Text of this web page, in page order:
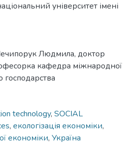
університет імені
Людмила, доктор
кафедра міжнародної
господарства
technology, SOCIAL
, екологізація економіки,
економіки, Україна